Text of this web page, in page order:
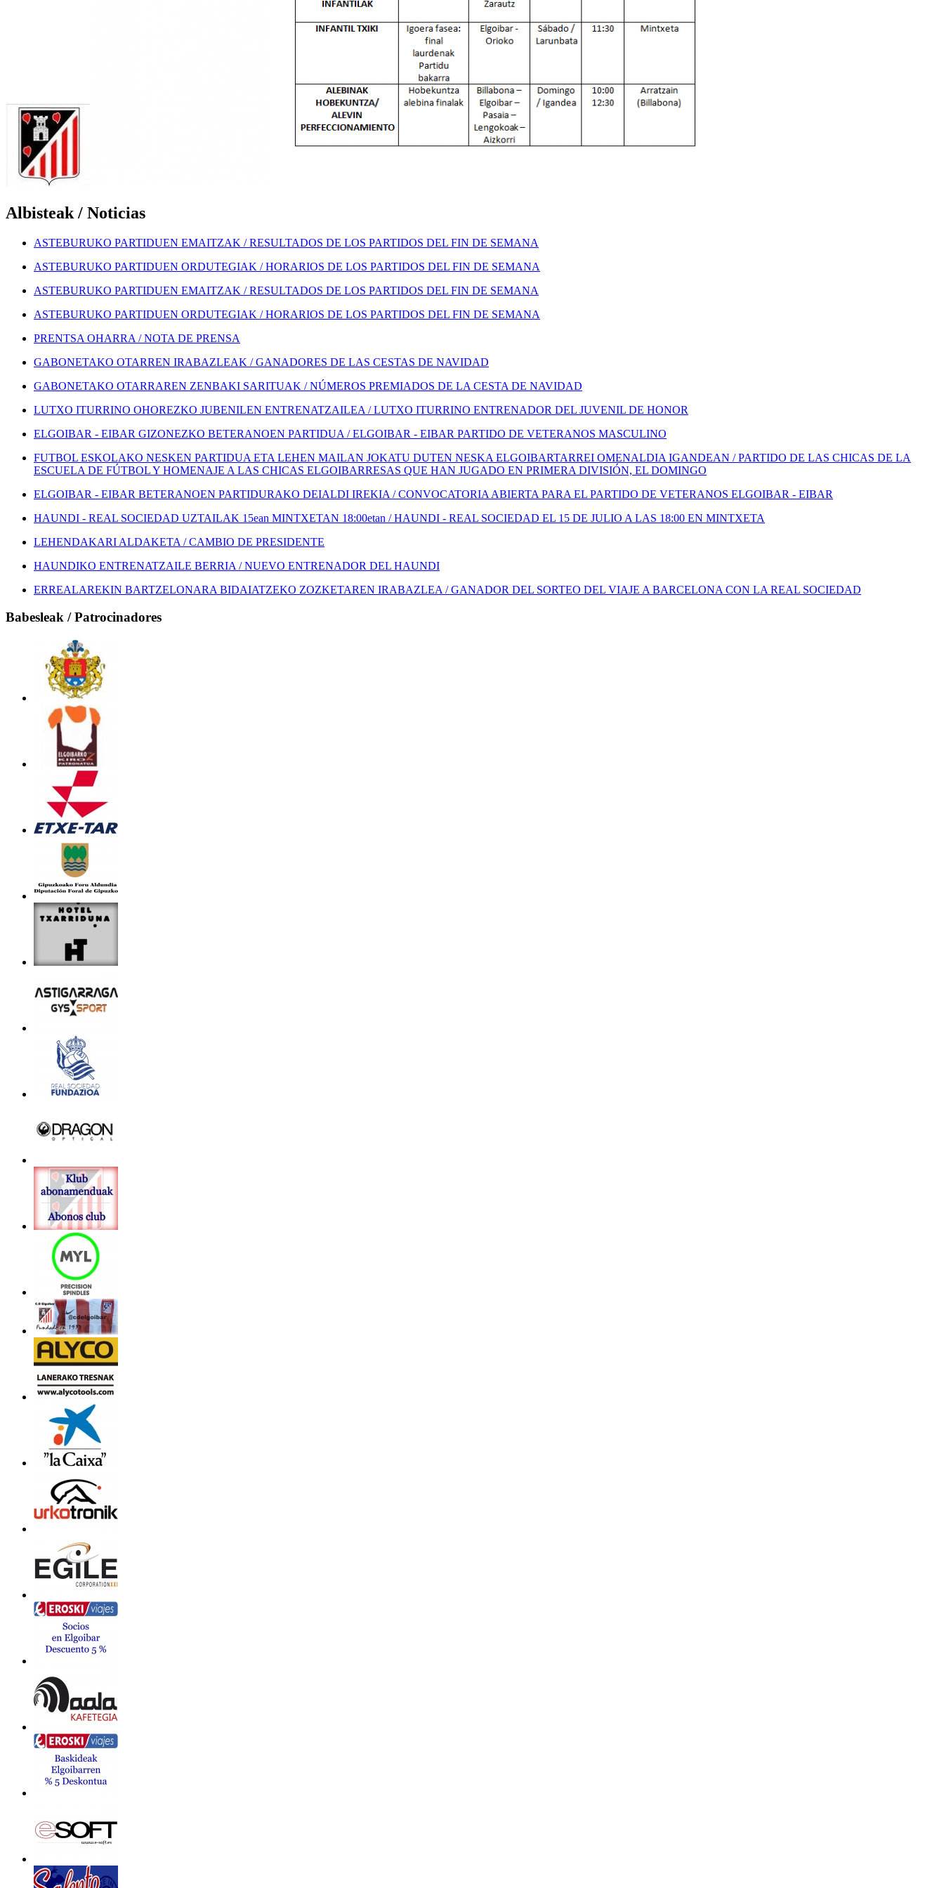
Albisteak / Noticias
ASTEBURUKO PARTIDUEN EMAITZAK / RESULTADOS DE LOS PARTIDOS DEL FIN DE SEMANA
ASTEBURUKO PARTIDUEN ORDUTEGIAK / HORARIOS DE LOS PARTIDOS DEL FIN DE SEMANA
ASTEBURUKO PARTIDUEN EMAITZAK / RESULTADOS DE LOS PARTIDOS DEL FIN DE SEMANA
ASTEBURUKO PARTIDUEN ORDUTEGIAK / HORARIOS DE LOS PARTIDOS DEL FIN DE SEMANA
PRENTSA OHARRA / NOTA DE PRENSA
GABONETAKO OTARREN IRABAZLEAK / GANADORES DE LAS CESTAS DE NAVIDAD
GABONETAKO OTARRAREN ZENBAKI SARITUAK / NÚMEROS PREMIADOS DE LA CESTA DE NAVIDAD
LUTXO ITURRINO OHOREZKO JUBENILEN ENTRENATZAILEA / LUTXO ITURRINO ENTRENADOR DEL JUVENIL DE HONOR
ELGOIBAR - EIBAR GIZONEZKO BETERANOEN PARTIDUA / ELGOIBAR - EIBAR PARTIDO DE VETERANOS MASCULINO
FUTBOL ESKOLAKO NESKEN PARTIDUA ETA LEHEN MAILAN JOKATU DUTEN NESKA ELGOIBARTARREI OMENALDIA IGANDEAN / PARTIDO DE LAS CHICAS DE LA
ESCUELA DE FÚTBOL Y HOMENAJE A LAS CHICAS ELGOIBARRESAS QUE HAN JUGADO EN PRIMERA DIVISIÓN, EL DOMINGO
ELGOIBAR - EIBAR BETERANOEN PARTIDURAKO DEIALDI IREKIA / CONVOCATORIA ABIERTA PARA EL PARTIDO DE VETERANOS ELGOIBAR - EIBAR
HAUNDI - REAL SOCIEDAD UZTAILAK 15ean MINTXETAN 18:00etan / HAUNDI - REAL SOCIEDAD EL 15 DE JULIO A LAS 18:00 EN MINTXETA
LEHENDAKARI ALDAKETA / CAMBIO DE PRESIDENTE
HAUNDIKO ENTRENATZAILE BERRIA / NUEVO ENTRENADOR DEL HAUNDI
ERREALAREKIN BARTZELONARA BIDAIATZEKO ZOZKETAREN IRABAZLEA / GANADOR DEL SORTEO DEL VIAJE A BARCELONA CON LA REAL SOCIEDAD
Babesleak / Patrocinadores